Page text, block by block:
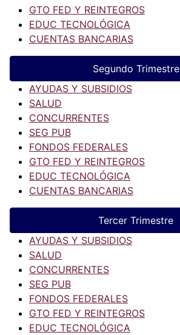
GTO FED Y REINTEGROS
EDUC TECNOLÓGICA
CUENTAS BANCARIAS
Segundo Trimestre
AYUDAS Y SUBSIDIOS
SALUD
CONCURRENTES
SEG PUB
FONDOS FEDERALES
GTO FED Y REINTEGROS
EDUC TECNOLÓGICA
CUENTAS BANCARIAS
Tercer Trimestre
AYUDAS Y SUBSIDIOS
SALUD
CONCURRENTES
SEG PUB
FONDOS FEDERALES
GTO FED Y REINTEGROS
EDUC TECNOLÓGICA